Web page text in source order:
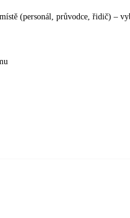
(personál, průvodce, řidič) –